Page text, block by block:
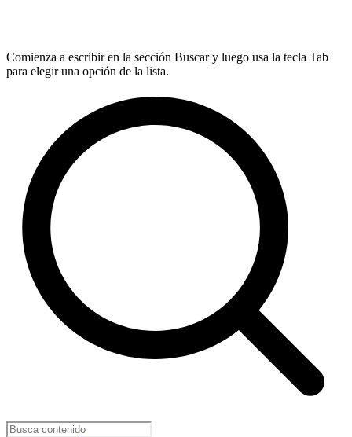
Comienza a escribir en la sección Buscar y luego usa la tecla Tab
para elegir una opción de la lista.